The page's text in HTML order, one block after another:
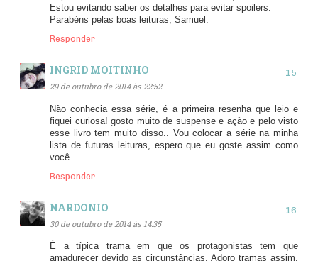
Estou evitando saber os detalhes para evitar spoilers.
Parabéns pelas boas leituras, Samuel.
Responder
INGRID MOITINHO
29 de outubro de 2014 às 22:52
Não conhecia essa série, é a primeira resenha que leio e
fiquei curiosa! gosto muito de suspense e ação e pelo visto
esse livro tem muito disso.. Vou colocar a série na minha
lista de futuras leituras, espero que eu goste assim como
você.
Responder
NARDONIO
30 de outubro de 2014 às 14:35
É a típica trama em que os protagonistas tem que
amadurecer devido as circunstâncias. Adoro tramas assim.